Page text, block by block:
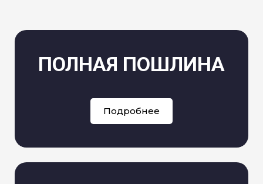
ПОЛНАЯ ПОШЛИНА
Подробнее